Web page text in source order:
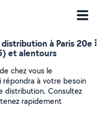
à Paris 20e
et alentours
chez vous le
répondra à votre besoin
distribution. Consultez
rapidement